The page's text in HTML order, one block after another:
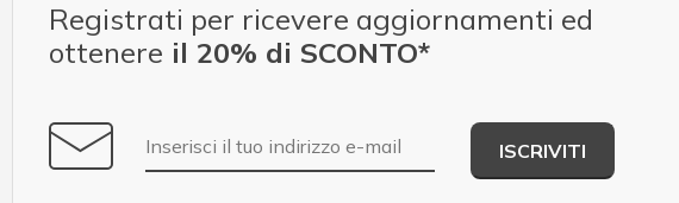
Registrati per ricevere aggiornamenti ed
ottenere il 20% di SCONTO*
E-mail
ISCRIVITI